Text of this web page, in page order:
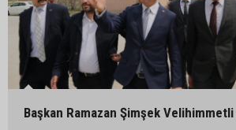
Başkan Ramazan Şimşek